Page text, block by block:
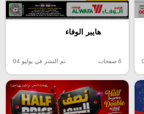
هايبر الوفاء
6 صفحات تم النشر في يوليو 04